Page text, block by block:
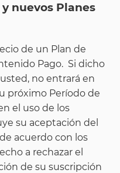
nuevos Planes
de un Plan de
Pago. Si dicho
no entrará en
próximo Período de
el uso de los
su aceptación del
acuerdo con los
a rechazar el
de su suscripción